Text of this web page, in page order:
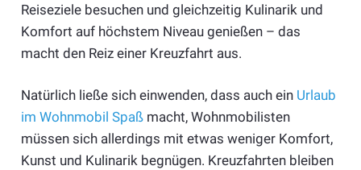
Reiseziele besuchen und gleichzeitig Kulinarik und
Komfort auf höchstem Niveau genießen – das
macht den Reiz einer Kreuzfahrt aus.
Natürlich ließe sich einwenden, dass auch ein Urlaub
im Wohnmobil Spaßmacht, Wohnmobilisten
müssen sich allerdings mit etwas weniger Komfort,
Kunst und Kulinarik begnügen. Kreuzfahrten bleiben